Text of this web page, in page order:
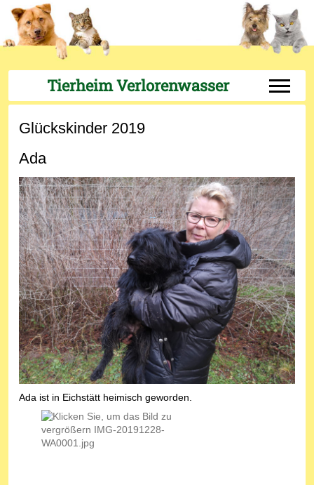
Tierheim Verlorenwasser Off-
Glückskinder 2019
Ada
Ada ist in Eichstätt heimisch geworden.